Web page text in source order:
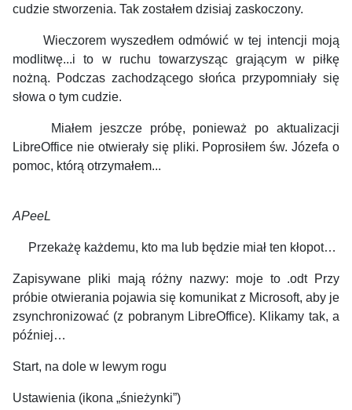
cudzie stworzenia. Tak zostałem dzisiaj zaskoczony.
Wieczorem wyszedłem odmówić w tej intencji moją
modlitwę...i to w ruchu towarzysząc grającym w piłkę
nożną. Podczas zachodzącego słońca przypomniały się
słowa o tym cudzie.
Miałem jeszcze próbę, ponieważ po aktualizacji
LibreOffice nie otwierały się pliki. Poprosiłem św. Józefa o
pomoc, którą otrzymałem...
APeeL
Przekażę każdemu, kto ma lub będzie miał ten kłopot…
Zapisywane pliki mają różny nazwy: moje to .odt Przy
próbie otwierania pojawia się komunikat z Microsoft, aby je
zsynchronizować (z pobranym LibreOffice). Klikamy tak, a
później…
Start, na dole w lewym rogu
Ustawienia (ikona „śnieżynki”)